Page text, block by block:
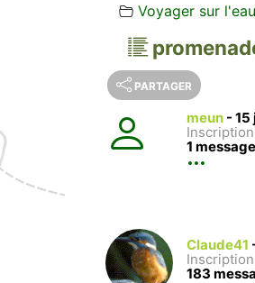
Voyager sur l'eau
PARTAGER
meun - 15
1
Claude41
183